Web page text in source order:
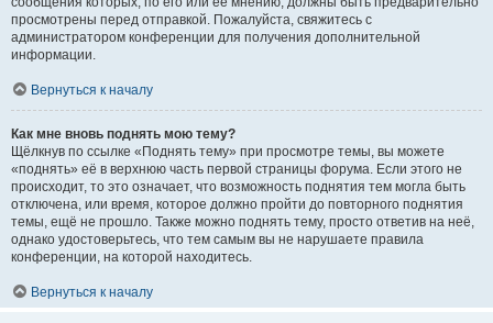
просмотрены перед отправкой. Пожалуйста, свяжитесь с
администратором конференции для получения дополнительной
информации.
Вернуться к началу
Как мне вновь поднять мою тему?
Щёлкнув по ссылке «Поднять тему» при просмотре темы, вы можете
«поднять» её в верхнюю часть первой страницы форума. Если этого не
происходит, то это означает, что возможность поднятия тем могла быть
отключена, или время, которое должно пройти до повторного поднятия
темы, ещё не прошло. Также можно поднять тему, просто ответив на неё,
однако удостоверьтесь, что тем самым вы не нарушаете правила
конференции, на которой находитесь.
Вернуться к началу